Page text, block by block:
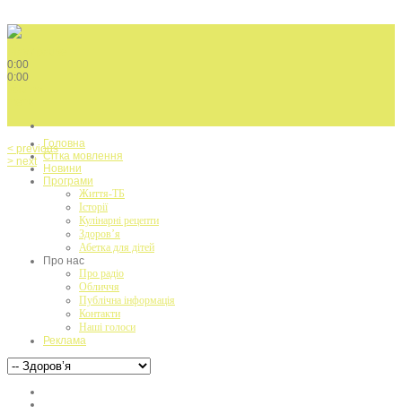
0:00
0:00
< previous
> next
Головна
Сітка мовлення
Новини
Програми
Життя-ТБ
Історії
Кулінарні рецепти
Здоров’я
Абетка для дітей
Про нас
Про радіо
Обличчя
Публічна інформація
Контакти
Наші голоси
Реклама